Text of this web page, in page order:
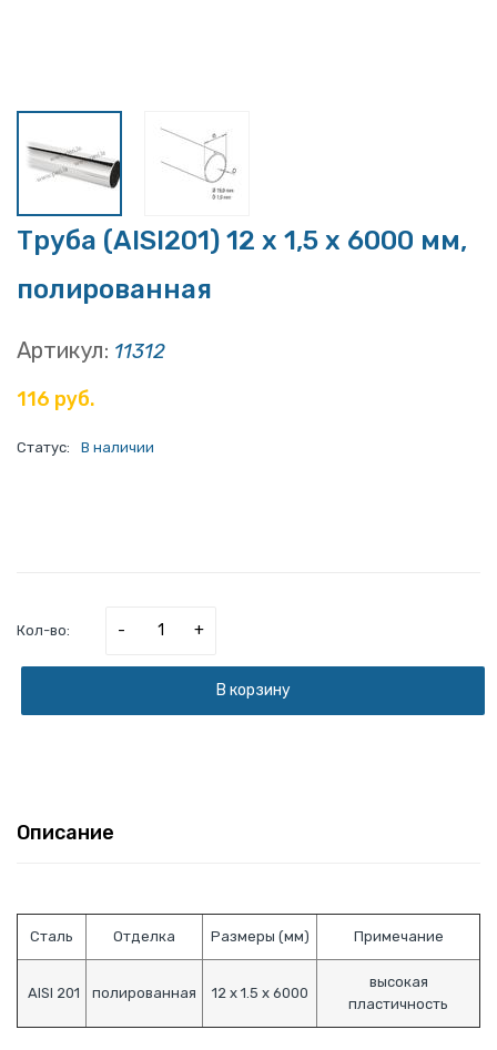
Труба (AISI201) 12 х 1,5 х 6000 мм,
полированная
Артикул: 11312
116 руб.
Статус: В наличии
Кол-во: - +
В корзину
Описание
Сталь Отделка Размеры (мм) Примечание
AISI 201 полированная 12 х 1.5 х 6000
высокая
пластичность